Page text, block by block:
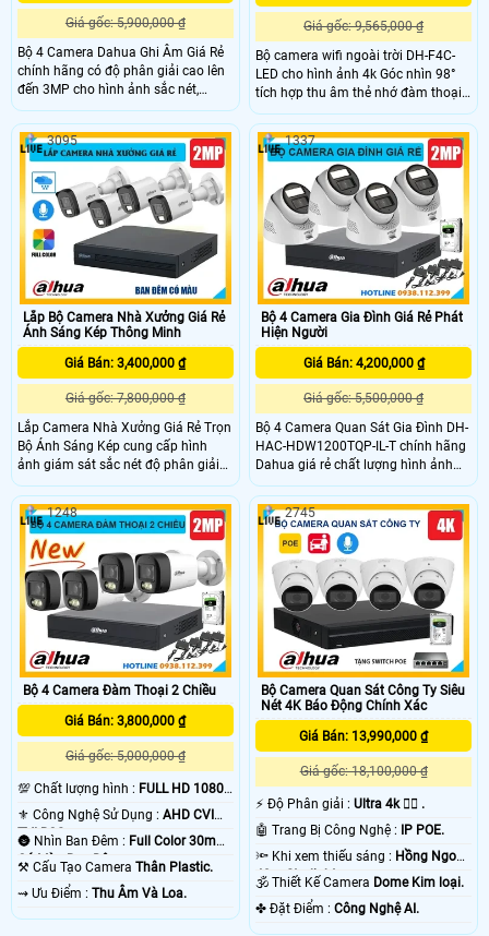
Giá gốc: 5,900,000 ₫
Bộ 4 Camera Dahua Ghi Âm Giá Rẻ
chính hãng có độ phân giải cao lên
đến 3MP cho hình ảnh sắc nét,
trung thực. Camera tích hợp micro
ghi âm, hỗ trợ hồng ngoại ban đêm
30m và công nghệ full color quan
sát rõ ràng cả trong bóng tối. Ngoài
ra, bộ camera còn có tính năng phát
hiện thông minh, tăng cường giám
sát an ninh hiệu quả.
Giá gốc: 9,565,000 ₫
Bộ camera wifi ngoài trời DH-F4C-
LED cho hình ảnh 4k Góc nhìn 98°
tích hợp thu âm thẻ nhớ đàm thoại
2 chiều thương hiệu Dahua là một
ctiết kiệm dành cho bạn trong việc
đầu tư các giải pháp giám sát và
bảo vệ an ninh
Lắp Bộ Camera Nhà Xưởng Giá Rẻ
Ánh Sáng Kép Thông Minh
Giá Bán: 3,400,000 ₫
Giá gốc: 7,800,000 ₫
Lắp Camera Nhà Xưởng Giá Rẻ Trọn
Bộ Ánh Sáng Kép cung cấp hình
ảnh giám sát sắc nét độ phân giải
Full HD 1080P, camera tích hợp
micro hỗ trợ ghi âm thanh rõ ràng
và đặc biệt hơn là công nghệ ánh
sáng kép thông minh. Với tầm xa
đèn led trắng: 20m, tầm xa hồng
ngoại 30m, camera sẽ ghi lại toàn
bộ nhà xưởng có màu sắc sinh
động và đảm bảo an ninh tối ưu
3095
Bộ 4 Camera Gia Đình Giá Rẻ Phát
Hiện Người
Giá Bán: 4,200,000 ₫
Giá gốc: 5,500,000 ₫
Bộ 4 Camera Quan Sát Gia Đình DH-
HAC-HDW1200TQP-IL-T chính hãng
Dahua giá rẻ chất lượng hình ảnh
2MP FULL HD 1080P bảo vệ an ninh
hiệu quả sắc nét, tích hợp công
nghệ hồng ngoại ban đêm FULL
COLOR có màu lên đến 30m quan
sát từ xa qua điện thoại máy tính,
phù hợp lắp đặt cho mọi gia đình.
1337
Bộ 4 Camera Đàm Thoại 2 Chiều
Giá Bán: 3,800,000 ₫
Giá gốc: 5,000,000 ₫
💯 Chất lượng hình : FULL HD 1080P
⚜️ Công Nghệ Sử Dụng : AHD CVI
TVI BCS.
🌚 Nhìn Ban Đêm : Full Color 30m
Có Màu Ban Ðêm.
⚒ Cấu Tạo Camera Thân Plastic.
️⇝ Ưu Điểm : Thu Âm Và Loa.
1248
Bộ Camera Quan Sát Công Ty Siêu
Nét 4K Báo Động Chính Xác
Giá Bán: 13,990,000 ₫
Giá gốc: 18,100,000 ₫
️⚡ Độ Phân giải :Ultra 4k 👍🏾 .
🤖️ Trang Bị Công Nghệ : IP POE.
🔦 Khi xem thiếu sáng : Hồng Ngoại
40m Starlight.
🕉️ Thiết Kế Camera Dome Kim loại.
️✤ Đặt Điểm :Công Nghệ AI.
2745